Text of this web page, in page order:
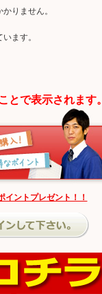
りません。
ます。
で表示されます。
イントプレゼント！！